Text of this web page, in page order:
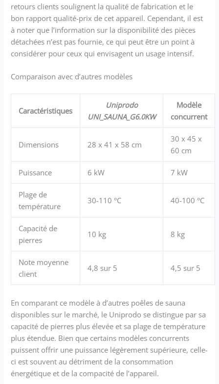
retours clients soulignent la qualité de fabrication et le
bon rapport qualité-prix de cet appareil. Cependant, il est
à noter que l’information sur la disponibilité des pièces
détachées n’est pas fournie, ce qui peut être un point à
considérer pour ceux qui envisagent un usage intensif.
Comparaison avec d’autres modèles
Caractéristiques
Uniprodo
UNI_SAUNA_G6.0KW
Modèle
concurrent
Dimensions 28 x 41 x 58 cm
30 x 45 x
60 cm
Puissance 6 kW 7 kW
Plage de
température
30-110 °C 40-100 °C
Capacité de
pierres
10 kg 8 kg
Note moyenne
client
4,8 sur 5 4,5 sur 5
En comparant ce modèle à d’autres poêles de sauna
disponibles sur le marché, le Uniprodo se distingue par sa
capacité de pierres plus élevée et sa plage de température
plus étendue. Bien que certains modèles concurrents
puissent offrir une puissance légèrement supérieure, celle-
ci est souvent au détriment de la consommation
énergétique et de la compacité de l’appareil.